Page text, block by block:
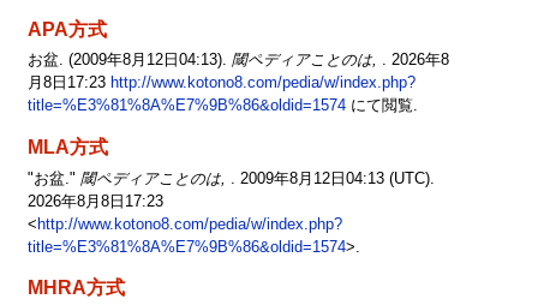
APA方式
お盆. (2009年8月12日04:13). 閾ペディアことのは, . 2026年8
月8日17:23 http://www.kotono8.com/pedia/w/index.php?
title=%E3%81%8A%E7%9B%86&oldid=1574にて閲覧.
MLA方式
"お盆." 閾ペディアことのは,
. 2009年8月12日04:13 (UTC).
2026年8月8日17:23
< http://www.kotono8.com/pedia/w/index.php?
title=%E3%81%8A%E7%9B%86&oldid=1574>.
MHRA方式